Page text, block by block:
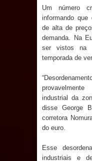
Um número
informando que
de alta de
demanda. Na
ser vistos na
temporada de
industrial da
disse George
corretora
do euro.
Esse
industriais e